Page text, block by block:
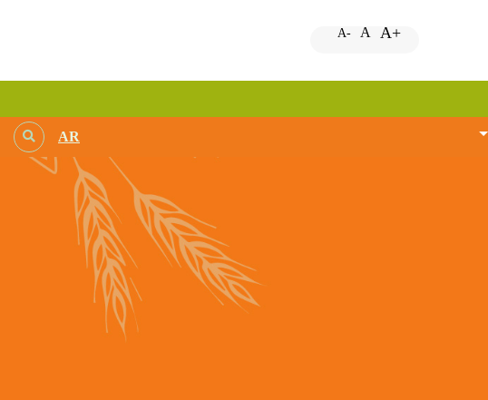
A- A A+
AR